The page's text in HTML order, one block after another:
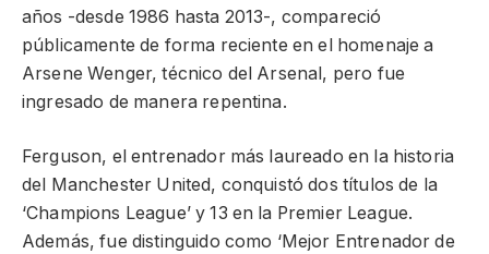
años -desde 1986 hasta 2013-, compareció
públicamente de forma reciente en el homenaje a
Arsene Wenger, técnico del Arsenal, pero fue
ingresado de manera repentina.
Ferguson, el entrenador más laureado en la historia
del Manchester United, conquistó dos títulos de la
‘Champions League’ y 13 en la Premier League.
Además, fue distinguido como ‘Mejor Entrenador de